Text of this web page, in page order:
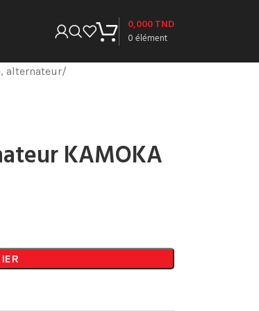
0élément
0,000TND
alternateur
KAMOKA